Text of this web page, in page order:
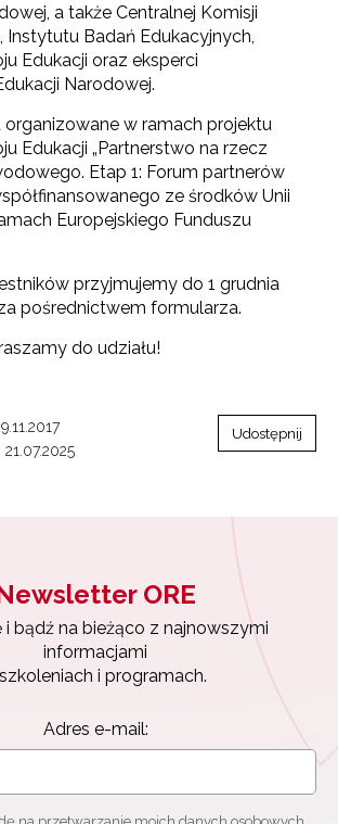
a także Centralnej Komisji
Instytutu Badań Edukacyjnych,
Edukacji oraz eksperci
Narodowej.
organizowane w ramach projektu
Edukacji „Partnerstwo na rzecz
Etap 1: Forum partnerów
ze środków Unii
Europejskiego Funduszu
przyjmujemy do 1 grudnia
pośrednictwem formularza.
do udziału!
Udostępnij
ORE
i bądź na bieżąco z najnowszymi
informacjami
i programach.
Adres e-mail:
na bieżąco z najnowszymi